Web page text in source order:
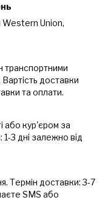
Union,
транспортними
доставки
та оплати.
або кур'єром за
3 дні залежно від
Термін доставки: 3-7
SMS або